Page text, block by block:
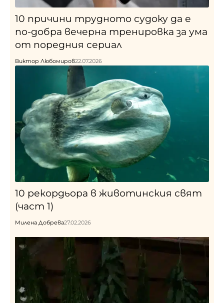
10 причини трудното судоку да е
по-добра вечерна тренировка за ума
от поредния сериал
Виктор Любомиров22.07.2026
10 рекордьора в животинския свят
(част 1)
Милена Добрева27.02.2026